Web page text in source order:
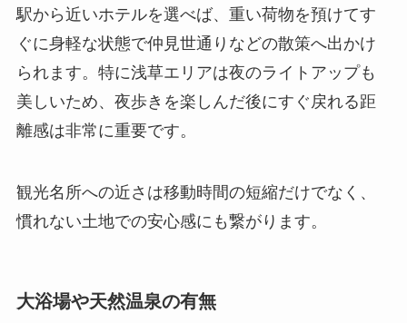
駅から近いホテルを選べば、重い荷物を預けてす
ぐに身軽な状態で仲見世通りなどの散策へ出かけ
られます。特に浅草エリアは夜のライトアップも
美しいため、夜歩きを楽しんだ後にすぐ戻れる距
離感は非常に重要です。
観光名所への近さは移動時間の短縮だけでなく、
慣れない土地での安心感にも繋がります。
大浴場や天然温泉の有無